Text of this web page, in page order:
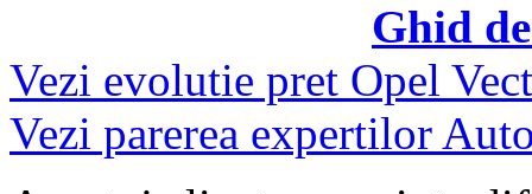
Ghid
Vezi evolutie pret Opel
Vezi parerea expertilor